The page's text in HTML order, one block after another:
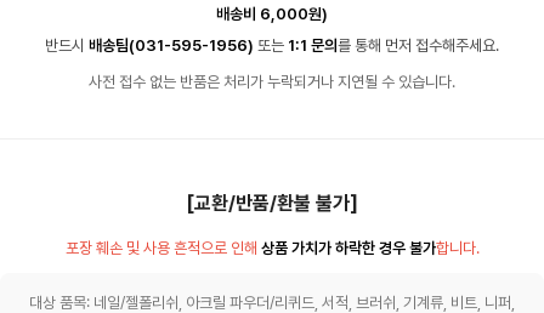
배송비 6,000원)
반드시 배송팀(031-595-1956) 또는 1:1 문의 를 통해 먼저 접수해주세요.
사전 접수 없는 반품은 처리가 누락되거나 지연될 수 있습니다.
[교환/반품/환불 불가]
포장 훼손 및 사용 흔적으로 인해 상품 가치가 하락한 경우 불가합니다.
대상 품목: 네일/젤폴리쉬, 아크릴 파우더/리퀴드, 서적, 브러쉬, 기계류, 비트, 니퍼,